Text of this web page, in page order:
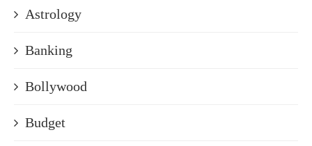
Astrology
Banking
Bollywood
Budget